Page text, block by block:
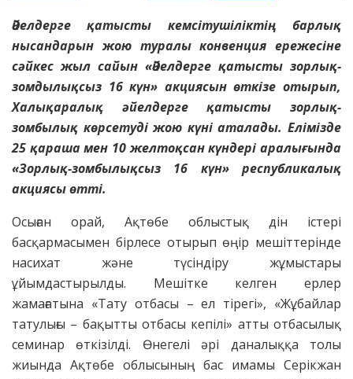
Әйелдерге қатысты кемсітушіліктің барлық
нысандарын жою туралы конвенция ережесіне
сәйкес жыл сайын «Әйелдерге қатысты зорлық-
зомдылықсыз 16 күн» акциясын өткізе отырып,
Халықаралық әйелдерге қатысты зорлық-
зомбылық көрсетуді жою күні аталады. Елімізде
25 қараша мен 10 желтоқсан күндері аралығында
«Зорлық-зомбылықсыз 16 күн» республикалық
акциясы өтті.
Осыған орай, Ақтөбе облыстық дін істері
басқармасымен бірлесе отырып өңір мешіттерінде
насихат және түсіндіру жұмыстары
ұйымдастырылды. Мешітке келген ерлер
жамағатына «Тату отбасы – ел тірегі», «Жұбайлар
татулығы – бақытты отбасы кепілі» атты отбасылық
семинар өткізілді. Өнегелі әрі даналыққа толы
жиында Ақтөбе облысының бас имамы Серікжан